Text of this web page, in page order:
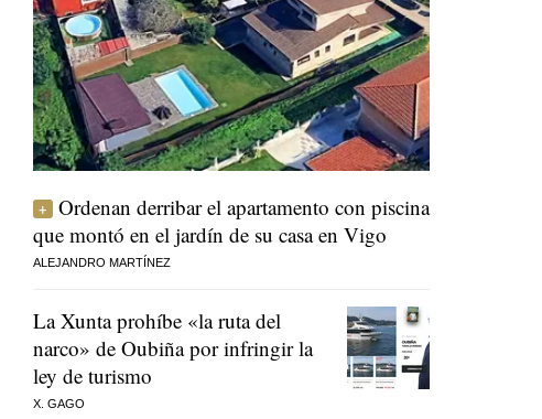
Ordenan derribar el apartamento con piscina
que montó en el jardín de su casa en Vigo
ALEJANDRO MARTÍNEZ
La Xunta prohíbe «la ruta del
narco» de Oubiña por infringir la
ley de turismo
X. GAGO